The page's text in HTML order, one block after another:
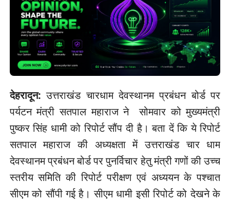
देहरादून:उत्तराखंड चारधाम देवस्थानम प्रबंधन बोर्ड पर
पर्यटन मंत्री सतपाल महाराज ने सोमवार को मुख्यमंत्री
पुष्कर सिंह धामी को रिपोर्ट सौंप दी है। बता दें कि ये रिपोर्ट
सतपाल महाराज की अध्यक्षता में उत्तराखंड चार धाम
देवस्थानम प्रबंधन बोर्ड पर पुनर्विचार हेतु मंत्री गणों की उच्च
स्तरीय समिति की रिपोर्ट परीक्षण एवं अध्ययन के पश्चात
सीएम को सौंपी गई है। सीएम धामी इसी रिपोर्ट को देखने के